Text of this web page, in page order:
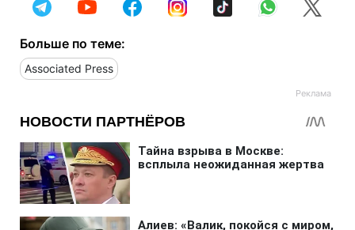
Больше по теме:
Associated Press